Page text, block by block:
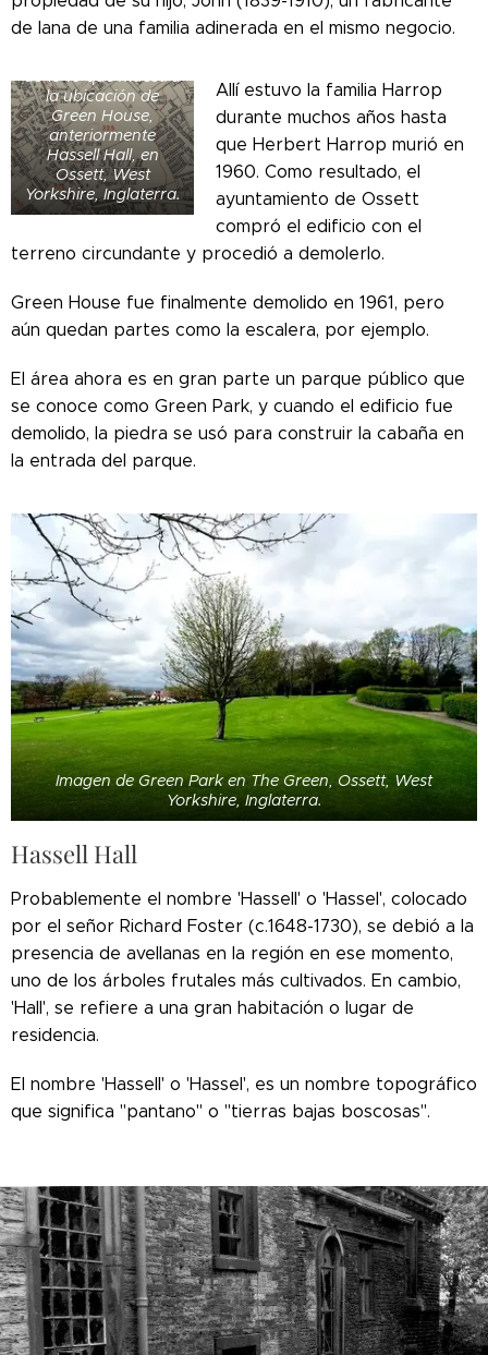
de lana de una familia adinerada en el mismo negocio.
de 1945 que muestra
la ubicación de
Green House,
anteriormente
Hassell Hall, en
Ossett, West
Yorkshire, Inglaterra.
Allí estuvo la familia Harrop
durante muchos años hasta
que Herbert Harrop murió en
1960. Como resultado, el
ayuntamiento de Ossett
compró el edificio con el
terreno circundante y procedió a demolerlo.
Green House fue finalmente demolido en 1961, pero
aún quedan partes como la escalera, por ejemplo.
El área ahora es en gran parte un parque público que
se conoce como Green Park, y cuando el edificio fue
demolido, la piedra se usó para construir la cabaña en
la entrada del parque.
Imagen de Green Park en The Green, Ossett, West
Yorkshire, Inglaterra.
Hassell Hall
Probablemente el nombre 'Hassell' o 'Hassel', colocado
por el señor Richard Foster (c.1648-1730), se debió a la
presencia de avellanas en la región en ese momento,
uno de los árboles frutales más cultivados. En cambio,
'Hall', se refiere a una gran habitación o lugar de
residencia.
El nombre 'Hassell' o 'Hassel', es un nombre topográfico
que significa "pantano" o "tierras bajas boscosas".